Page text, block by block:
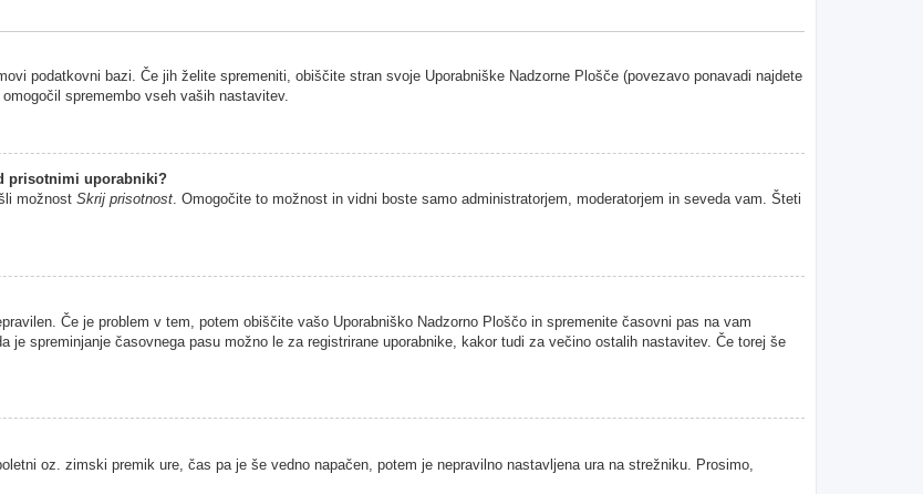
podatkovni bazi. Če jih želite spremeniti, obiščite stran svoje Uporabniške Nadzorne Plošče (povezavo ponavadi najdete
spremembo vseh vaših nastavitev.
prisotnimi uporabniki?
možnost Skrij prisotnost. Omogočite to možnost in vidni boste samo administratorjem, moderatorjem in seveda vam. Šteti
Če je problem v tem, potem obiščite vašo Uporabniško Nadzorno Ploščo in spremenite časovni pas na vam
je spreminjanje časovnega pasu možno le za registrirane uporabnike, kakor tudi za večino ostalih nastavitev. Če torej še
oz. zimski premik ure, čas pa je še vedno napačen, potem je nepravilno nastavljena ura na strežniku. Prosimo,